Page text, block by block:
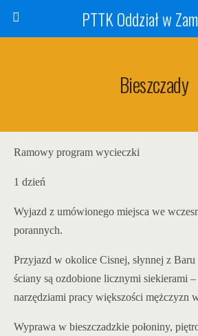
PTTK Oddział w
Bieszczady
Ramowy program wycieczki
1 dzień
Wyjazd z umówionego miejsca we
porannych.
Przyjazd w okolice Cisnej, słynnej z
ściany są ozdobione licznymi siekierami –
narzędziami pracy większości mężczyzn
Wyprawa w bieszczadzkie połoniny,